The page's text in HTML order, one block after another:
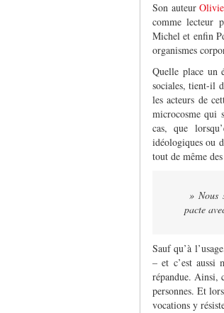
Son auteur
comme lecteur
Michel et enfin
organismes
Quelle place un
sociales, tient-il
les acteurs de
microcosme qui
cas, que
idéologiques ou
tout de même
» Nous
pacte
Sauf qu’à
– et c’est aussi
répandue. Ainsi,
personnes. Et
vocations y